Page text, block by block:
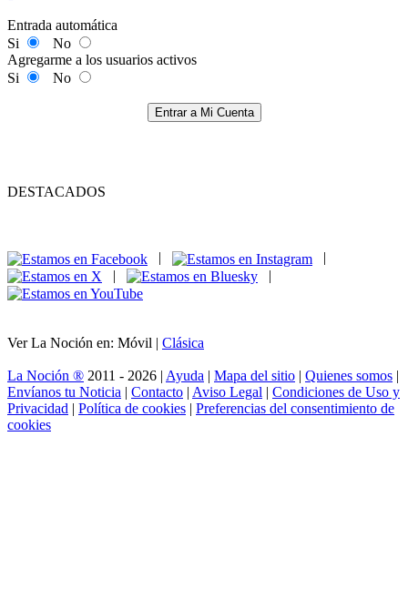
Entrada automática
Si
No
Agregarme a los usuarios activos
Si
No
Entrar a Mi Cuenta
DESTACADOS
|
|
Ver La Noción en: Móvil | Clásica
La Noción ® 2011 - 2026 | Ayuda | Mapa del sitio | Quienes somos |
Envíanos tu Noticia | Contacto | Aviso Legal | Condiciones de Uso y
Privacidad | Política de cookies | Preferencias del consentimiento de
cookies